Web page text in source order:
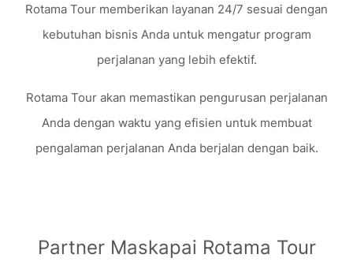
Rotama Tour memberikan layanan 24/7 sesuai dengan
kebutuhan bisnis Anda untuk mengatur program
perjalanan yang lebih efektif.
Rotama Tour akan memastikan pengurusan perjalanan
Anda dengan waktu yang efisien untuk membuat
pengalaman perjalanan Anda berjalan dengan baik.
Partner Maskapai Rotama Tour